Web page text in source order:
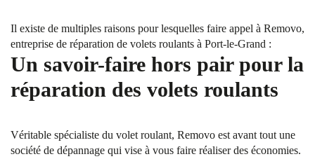
Il existe de multiples raisons pour lesquelles faire appel à Removo,
entreprise de réparation de volets roulants à Port-le-Grand :
Un savoir-faire hors pair pour la
réparation des volets roulants
Véritable spécialiste du volet roulant, Removo est avant tout une
société de dépannage qui vise à vous faire réaliser des économies.